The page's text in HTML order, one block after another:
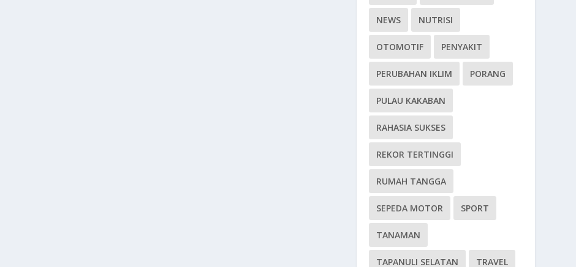
NEWS NUTRISI
OTOMOTIF PENYAKIT
PERUBAHAN IKLIM PORANG
PULAU KAKABAN
RAHASIA SUKSES
REKOR TERTINGGI
RUMAH TANGGA
SEPEDA MOTOR SPORT
TANAMAN
TAPANULI SELATAN TRAVEL